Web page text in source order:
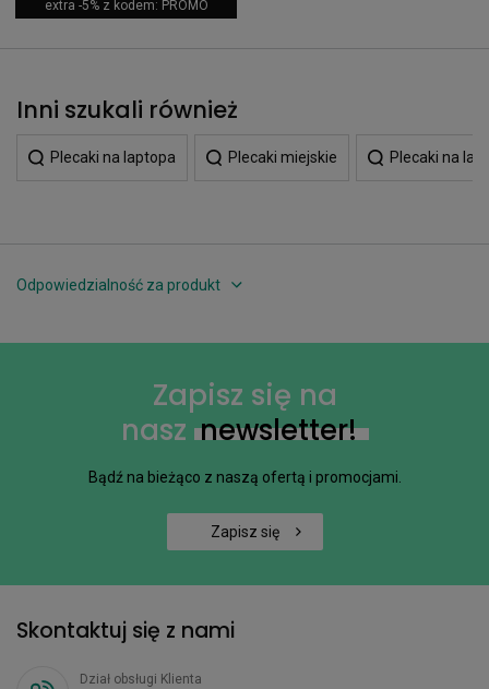
extra -5% z kodem: PROMO
Inni szukali również
Plecaki na laptopa Plecaki miejskie Plecaki na
Odpowiedzialność za produkt
Zapisz się na
nasz newsletter!
Bądź na bieżąco z naszą ofertą i promocjami.
Zapisz się
Skontaktuj się z nami
Dział obsługi Klienta